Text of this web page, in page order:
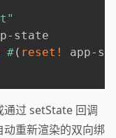
state
#( reset!
app-
通过 setState 回调
重新渲染的双向绑